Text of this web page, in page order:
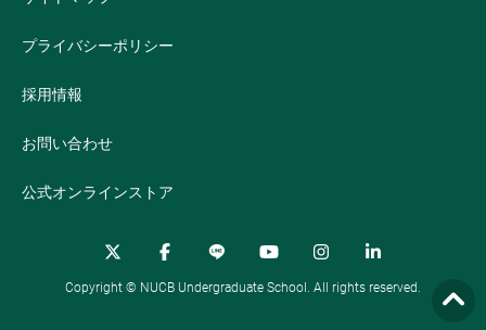
プライバシーポリシー
採用情報
お問い合わせ
公式オンラインストア
Copyright © NUCB Undergraduate School. All rights reserved.